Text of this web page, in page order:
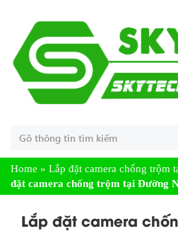
Home » Lắp đặt camera chống trộm
đặt camera chống trộm tại Đường
Lắp đặt camera